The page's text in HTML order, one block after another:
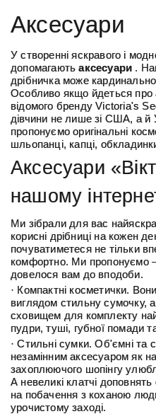
Аксесуари
У створенні яскравого і
допомагаютьаксесуари .
дрібничка може
Особливо якщо йдеться про
відомого бренду Victoria's
дівчини не лише зі США, а й
пропонуємо оригінальні
шльопанці, капці,
Аксесуари
нашому
Ми зібрали для вас
корисні дрібниці на кожен
почуватиметеся не тільки
комфортно. Ми пропонуємо
довелося вам до вподоби.
· Компактні косметички.
виглядом стильну сумочку,
сховищем для комплекту
пудри, туші, губної помади
· Стильні сумки. Об'ємні та
незамінним аксесуаром як
захоплюючого шопінгу
А невеликі клатчі
на побачення з коханою
урочистому заході.